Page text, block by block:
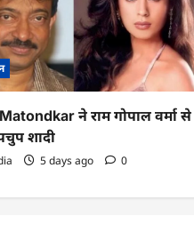
ने राम गोपाल वर्मा से
शादी
5 days ago 0